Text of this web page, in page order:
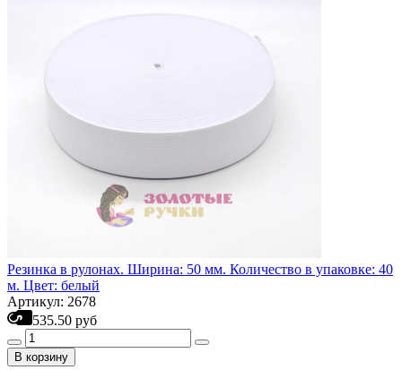
Резинка в рулонах. Ширина: 50 мм. Количество в упаковке: 40
м. Цвет: белый
Артикул: 2678
535.50 руб
В корзину